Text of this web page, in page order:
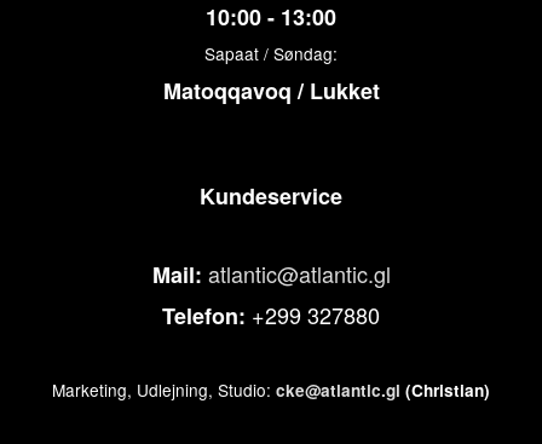
10:00 - 13:00
Sapaat / Søndag:
Matoqqavoq / Lukket
Kundeservice
Mail: atlantic@atlantic.gl
Telefon: +299 327880
Marketing, Udlejning, Studio: cke@atlantic.gl (Christian)